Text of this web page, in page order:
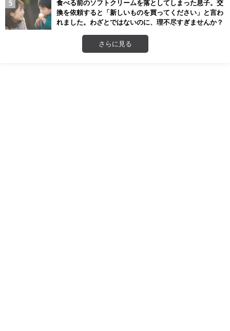
食べる前のソフトクリームを落としてしまった息子。交
換を依頼すると「新しいものを買ってください」と言わ
れました。わざとではないのに、理不尽すぎませんか？
さらに見る